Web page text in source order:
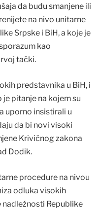
da budu smanjene ili
na nivo unitarne
Srpske i BiH, a koje je
kao
tački.
predstavnika u BiH, i
pitanje na kojem su
uporno insistirali u
da bi novi visoki
Krivičnog zakona
Dodik.
procedure na nivou
odluka visokih
Republike